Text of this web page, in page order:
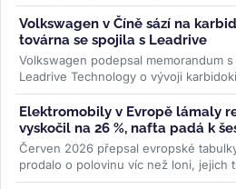
má...>>
Volkswagen v Číně sází na
továrna se spojila s Leadrive
Volkswagen podepsal memorandum
Leadrive Technology o vývoji
modulů pro elektromobily....>>
Elektromobily v Evropě lámaly
vyskočil na 26 %, nafta padá k
Červen 2026 přepsal evropské
prodalo o polovinu víc než loni, jejich
rekordních 26...>>